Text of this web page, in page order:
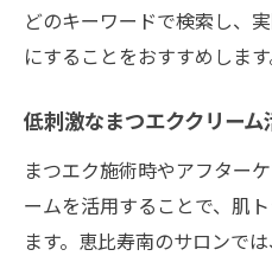
どのキーワードで検索し、
にすることをおすすめします
低刺激なまつエククリーム
まつエク施術時やアフター
ームを活用することで、肌
ます。恵比寿南のサロンで